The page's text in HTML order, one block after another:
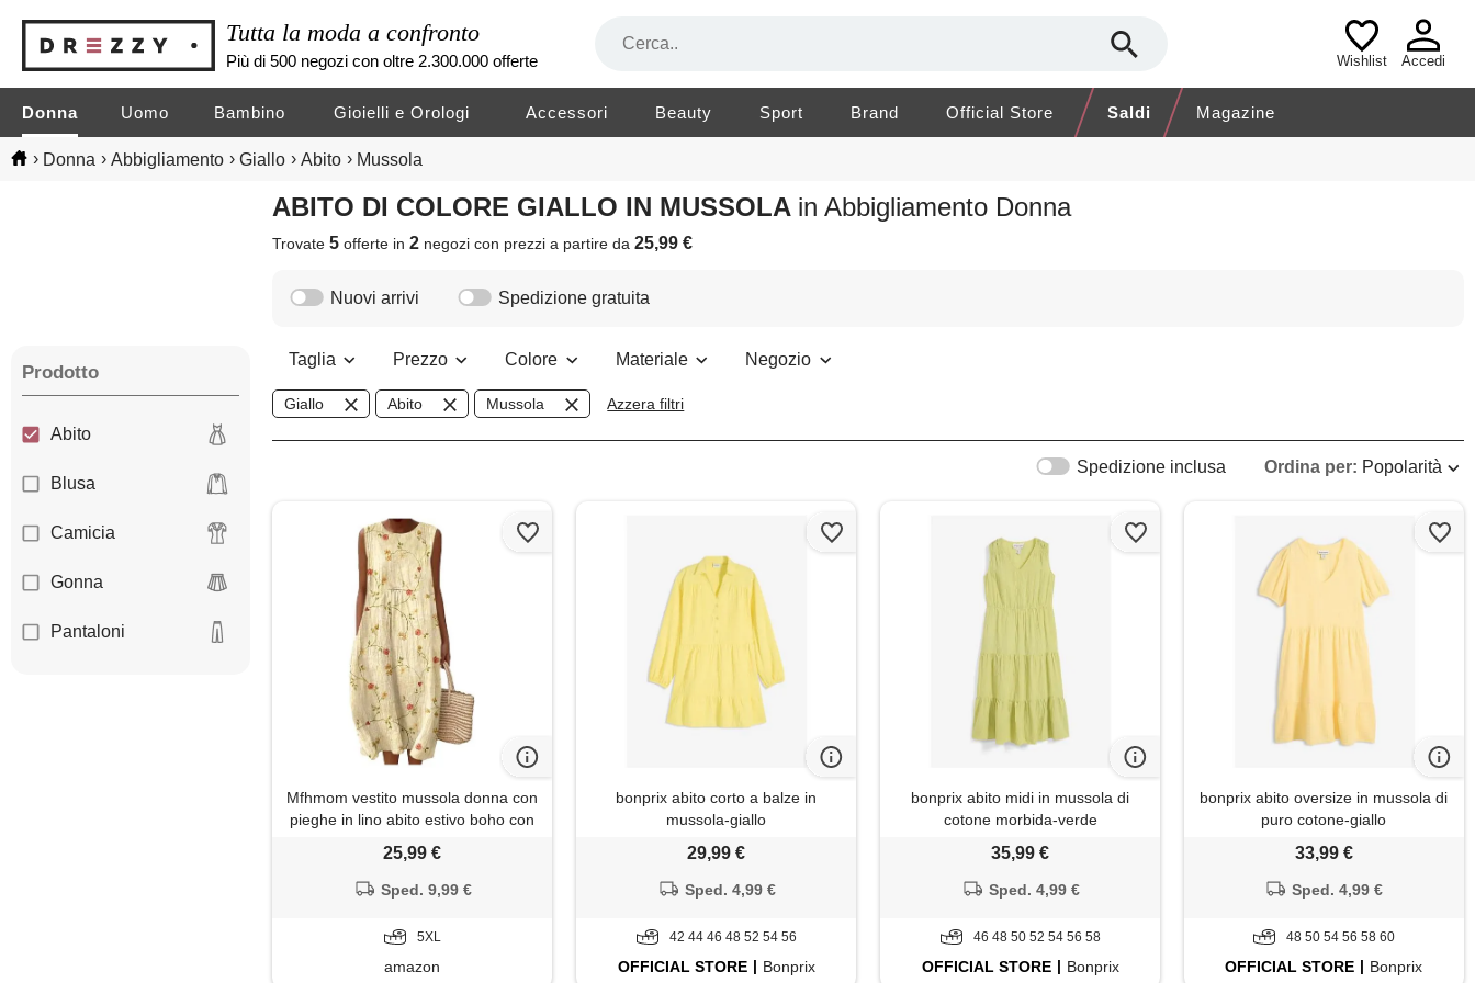
Tutta la moda a confronto
Più di 500 negozi con oltre 2.300.000 offerte Wishlist Accedi
Donna Uomo Bambino Gioielli e Orologi Accessori Beauty Sport Brand Official Store Saldi Magazine
› Donna › Abbigliamento › Giallo › Abito › Mussola
ABITO DI COLORE GIALLO IN MUSSOLA in Abbigliamento Donna
Trovate5 offerte in2 negozicon prezzi a partire da25,99 €
Prodotto
Abito
Blusa
Camicia
Gonna
Pantaloni
Nuovi arrivi Spedizione gratuita
Taglia Prezzo Colore Materiale Negozio
Giallo Abito Mussola Azzera filtri
Ordina per: Popolarità
Spedizione inclusa
Mfhmom vestito mussola donna con
pieghe in lino abito estivo boho con
scollo rotondo leggero e traspirante
lunghezza al ginocchio abiti da
spiaggia in cotone stampato senza
25,99 €
Sped. 9,99 €
5XL
amazon
bonprix abito corto a balze in
mussola-giallo
29,99 €
Sped. 4,99 €
42 44 46 48 52 54 56
OFFICIALSTORE Bonprix
bonprix abito midi in mussola di
cotone morbida-verde
35,99 €
Sped. 4,99 €
46 48 50 52 54 56 58
OFFICIALSTORE Bonprix
bonprix abito oversize in mussola di
puro cotone-giallo
33,99 €
Sped. 4,99 €
48 50 54 56 58 60
OFFICIAL STORE Bonprix